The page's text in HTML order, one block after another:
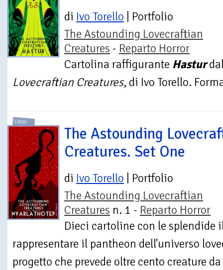
di Ivo Torello | Portfolio
The Astounding Lovecraftian
Creatures - Reparto Horror
Cartolina raffigurante Hastur
Lovecraftian Creatures, di Ivo Torello.
LIBRI
The Astounding
Creatures. Set One
di Ivo Torello | Portfolio
The Astounding Lovecraftian
Creatures n. 1 - Reparto Horror
Dieci cartoline con le splendide
rappresentare il pantheon dell'universo
progetto che prevede oltre cento creature